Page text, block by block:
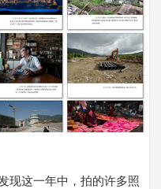
现这一年中，拍的许多照